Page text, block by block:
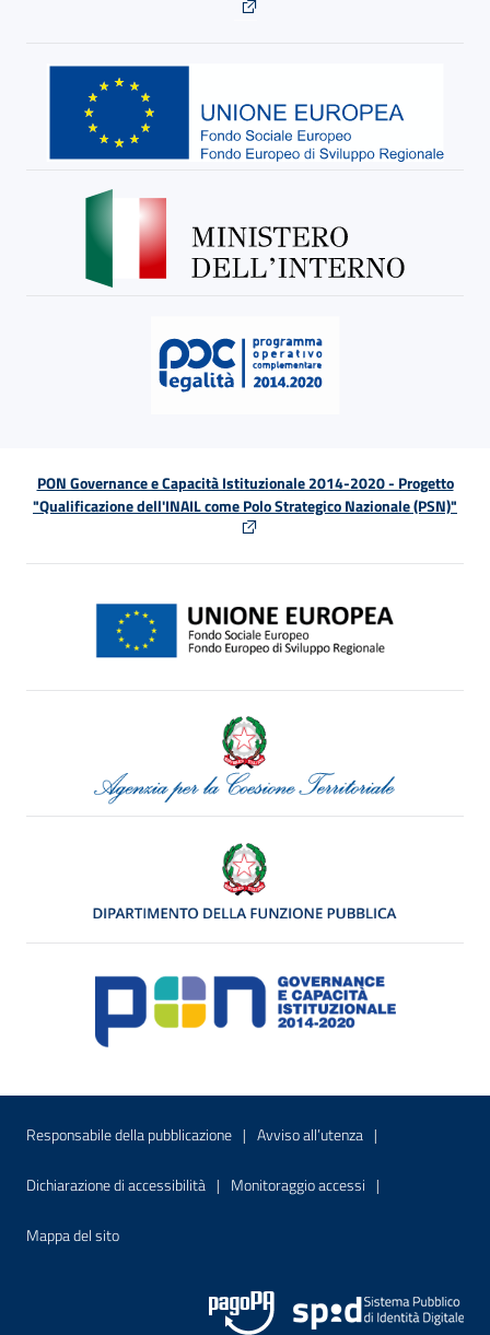
PON Governance e Capacità Istituzionale 2014-2020 - Progetto
"Qualificazione dell'INAIL come Polo Strategico Nazionale (PSN)"
Menu di servizio
Responsabile della pubblicazione Sito interno - Apre in una nuova
Avviso all’utenza Sito interno -
Dichiarazione di accessibilità Sito interno - Apre in una nuova finestra
Monitoraggio accessi Sito interno -
Mappa del sitoSito interno - Apre nella stessa finestra